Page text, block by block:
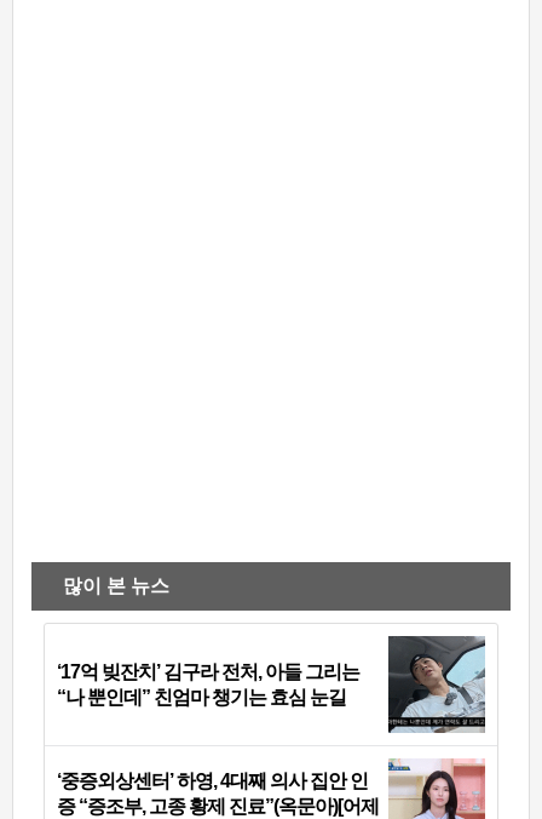
많이 본 뉴스
‘17억 빚잔치’ 김구라 전처, 아들 그리는
“나 뿐인데” 친엄마 챙기는 효심 눈길
‘중증외상센터’ 하영, 4대째 의사 집안 인
증 “증조부, 고종 황제 진료”(옥문아)[어제